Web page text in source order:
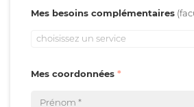
Mes besoins complémentaires
choisissez un service
Mes coordonnées